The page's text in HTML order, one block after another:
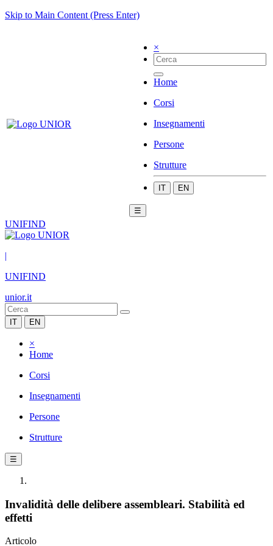
Skip to Main Content (Press Enter)
×
Home
Corsi
Insegnamenti
Persone
Strutture
IT EN
☰
UNIFIND
|
UNIFIND
unior.it
IT EN
×
Home
Corsi
Insegnamenti
Persone
Strutture
☰
Invalidità delle delibere assembleari. Stabilità ed
effetti
Articolo